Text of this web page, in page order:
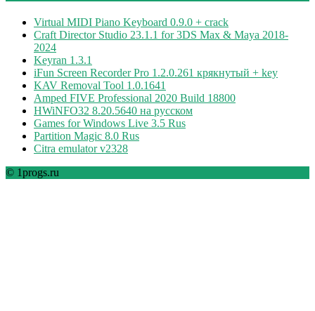
Virtual MIDI Piano Keyboard 0.9.0 + crack
Craft Director Studio 23.1.1 for 3DS Max & Maya 2018-
2024
Keyran 1.3.1
iFun Screen Recorder Pro 1.2.0.261 крякнутый + key
KAV Removal Tool 1.0.1641
Amped FIVE Professional 2020 Build 18800
HWiNFO32 8.20.5640 на русском
Games for Windows Live 3.5 Rus
Partition Magic 8.0 Rus
Citra emulator v2328
© 1progs.ru